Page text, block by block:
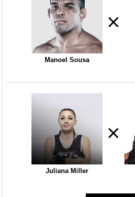
Manoel Sousa
Juliana Miller